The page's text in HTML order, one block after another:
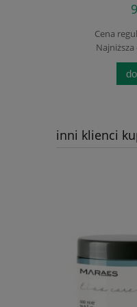
składniki,
podwójne
krzemu.
siwienia.
Cena
Najniższa
inni klienci